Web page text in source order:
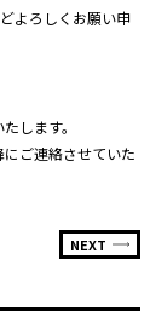
よろしくお願い申
します。
ご連絡させていた
NEXT